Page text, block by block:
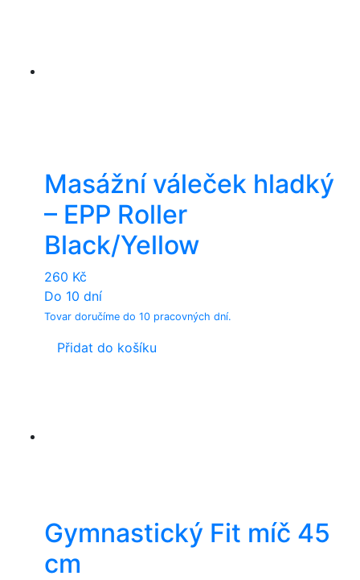
Masážní váleček hladký
– EPP Roller
Black/Yellow
260 Kč
Do 10 dní
Tovar doručíme do 10 pracovných dní.
Přidat do košíku
Gymnastický Fit míč 45
cm